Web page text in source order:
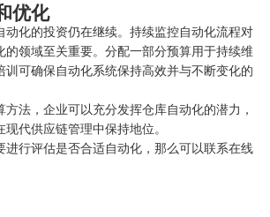
优化
动化的投资仍在继续。持续监控自动化流程对
的领域至关重要。分配一部分预算用于持续维
训可确保自动化系统保持高效并与不断变化的
法，企业可以充分发挥仓库自动化的潜力，
代供应链管理中保持地位。
进行评估是否合适自动化，那么可以联系在线